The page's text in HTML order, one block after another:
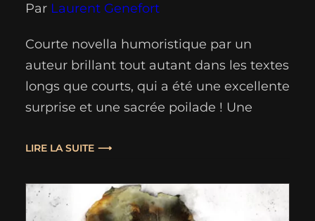
Par Laurent Genefort
Courte novella humoristique par un
auteur brillant tout autant dans les textes
longs que courts, qui a été une excellente
surprise et une sacrée poilade ! Une
Genefort a placé dans le décor déjà mis
mode d’emploi”. À savoir, pour les
retardataires, notre monde à…
LIRE LA SUITE